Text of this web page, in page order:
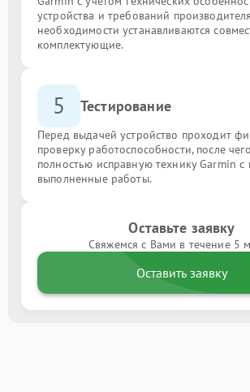
устройства и требований
необходимости устанавливаются
комплектующие.
5 Тестирование
Перед выдачей устройство проходит
проверку работоспособности, после
полностью исправную технику Garmin с
выполненные работы.
Оставьте заявку
Свяжемся с Вами в течение 5
Оставить заявку